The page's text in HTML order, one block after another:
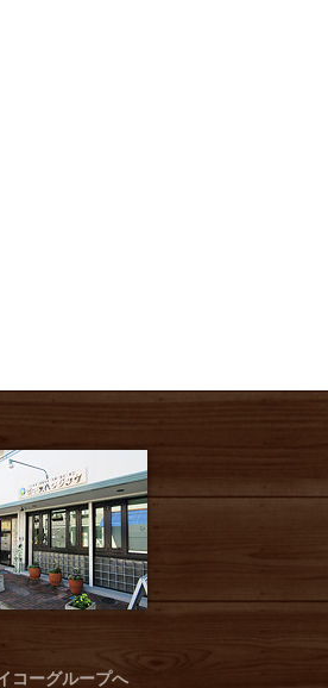
コーグループへ